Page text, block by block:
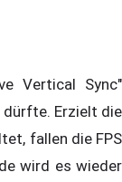
Vertical Sync"
dürfte. Erzielt die
fallen die FPS
wird es wieder